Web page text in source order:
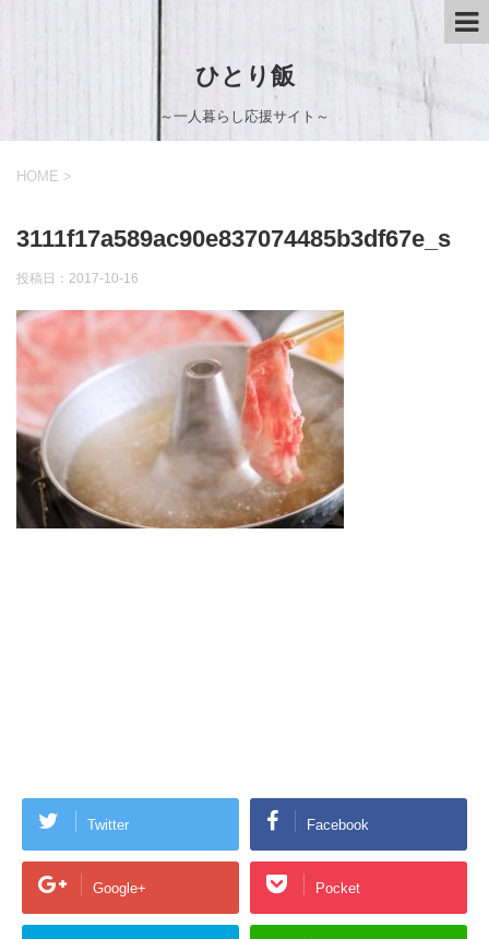
ひとり飯
～一人暮らし応援サイト～
HOME >
3111f17a589ac90e837074485b3df67e_s
投稿日： 2017-10-16
Twitter Facebook
Google+ Pocket